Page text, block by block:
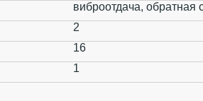
виброотдача, обратная
2
16
1